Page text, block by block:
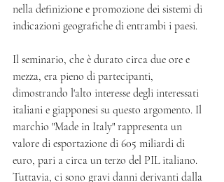
nella definizione e promozione dei sistemi di
indicazioni geografiche di entrambi i paesi.
Il seminario, che è durato circa due ore e
mezza, era pieno di partecipanti,
dimostrando l'alto interesse degli interessati
italiani e giapponesi su questo argomento. Il
marchio "Made in Italy" rappresenta un
valore di esportazione di 605 miliardi di
euro, pari a circa un terzo del PIL italiano.
Tuttavia, ci sono gravi danni derivanti dalla